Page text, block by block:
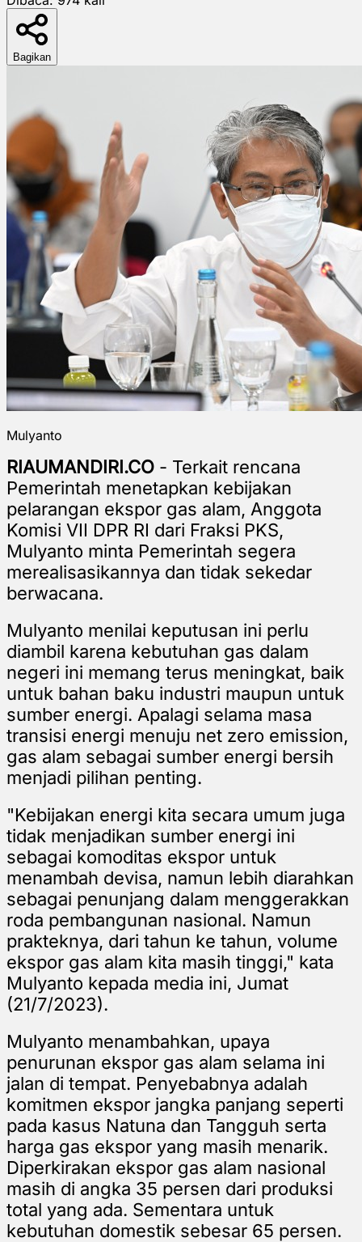
Bagikan
Mulyanto
RIAUMANDIRI.CO - Terkait rencana
Pemerintah menetapkan kebijakan
pelarangan ekspor gas alam, Anggota
Komisi VII DPR RI dari Fraksi PKS,
Mulyanto minta Pemerintah segera
merealisasikannya dan tidak sekedar
berwacana.
Mulyanto menilai keputusan ini perlu
diambil karena kebutuhan gas dalam
negeri ini memang terus meningkat, baik
untuk bahan baku industri maupun untuk
sumber energi. Apalagi selama masa
transisi energi menuju net zero emission,
gas alam sebagai sumber energi bersih
menjadi pilihan penting.
"Kebijakan energi kita secara umum juga
tidak menjadikan sumber energi ini
sebagai komoditas ekspor untuk
menambah devisa, namun lebih diarahkan
sebagai penunjang dalam menggerakkan
roda pembangunan nasional. Namun
prakteknya, dari tahun ke tahun, volume
ekspor gas alam kita masih tinggi," kata
Mulyanto kepada media ini, Jumat
(21/7/2023).
Mulyanto menambahkan, upaya
penurunan ekspor gas alam selama ini
jalan di tempat. Penyebabnya adalah
komitmen ekspor jangka panjang seperti
pada kasus Natuna dan Tangguh serta
harga gas ekspor yang masih menarik.
Diperkirakan ekspor gas alam nasional
masih di angka 35 persen dari produksi
total yang ada. Sementara untuk
kebutuhan domestik sebesar 65 persen.